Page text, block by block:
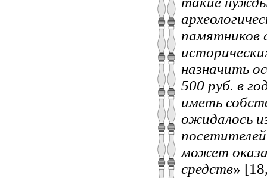
памятников
назначить
500 руб. в
иметь
ожидалось
может
средств»